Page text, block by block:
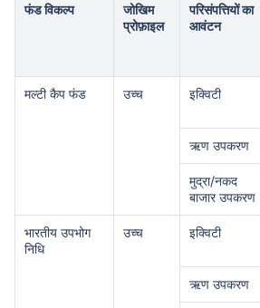
फंड विकल्प
जोखिम
प्रोफ़ाइल
परिसंपत्तियों का
आवंटन
मल्टी कैप फंड उच्च इक्विटी
ऋण उपकरण
मुद्रा/नकद
बाजार उपकरण
भारतीय उपभोग
निधि
उच्च इक्विटी
ऋण उपकरण